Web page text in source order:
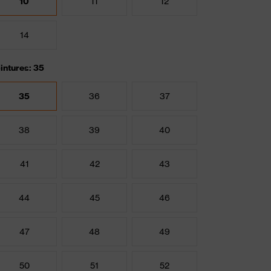
14
35
35 36 37
38 39 40
41 42 43
44 45 46
47 48 49
50 51 52